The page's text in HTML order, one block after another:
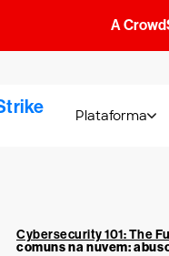
A
Plataforma
Cybersecurity 101: The
comuns na nuvem: